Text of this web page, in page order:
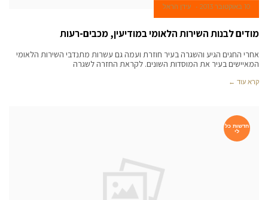
10 באוקטובר 2013 עידן הראל
מודים לבנות השירות הלאומי במודיעין, מכבים-רעות
אחרי החגים הגיע והשגרה בעיר חוזרת ועמה גם עשרות מתנדבי השירות הלאומי
המאיישים בעיר את המוסדות השונים. לקראת החזרה לשגרה
קרא עוד ←
חדשות כל
לי